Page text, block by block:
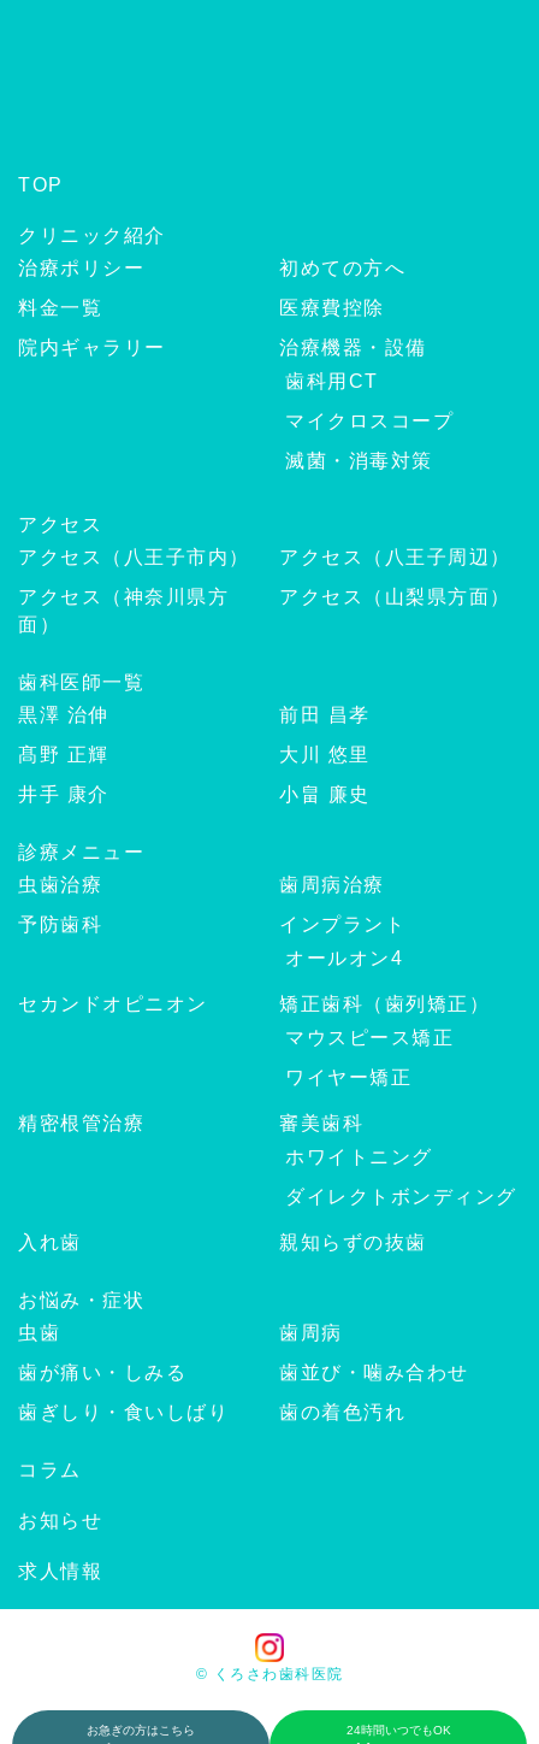
TOP
クリニック紹介
治療ポリシー
初めての方へ
料金一覧
医療費控除
院内ギャラリー
治療機器・設備
歯科用CT
マイクロスコープ
滅菌・消毒対策
アクセス
アクセス（八王子市内）
アクセス（八王子周辺）
アクセス（神奈川県方
面）
アクセス（山梨県方面）
歯科医師一覧
黒澤 治伸
前田 昌孝
髙野 正輝
大川 悠里
井手 康介
小畠 廉史
診療メニュー
虫歯治療
歯周病治療
予防歯科
インプラント
オールオン4
セカンドオピニオン
矯正歯科（歯列矯正）
マウスピース矯正
ワイヤー矯正
精密根管治療
審美歯科
ホワイトニング
ダイレクトボンディング
入れ歯 親知らずの抜歯
お悩み・症状
虫歯
歯周病
歯が痛い・しみる
歯並び・噛み合わせ
歯ぎしり・食いしばり
歯の着色汚れ
コラム
お知らせ
求人情報
© くろさわ歯科医院
お急ぎの方はこちら 24時間いつでもOK